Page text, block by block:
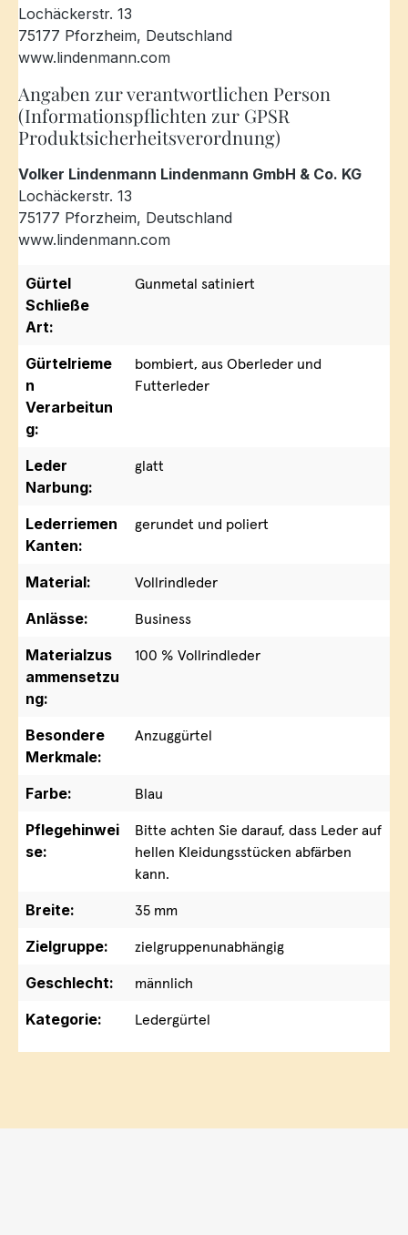
Lochäckerstr. 13
75177 Pforzheim, Deutschland
www.lindenmann.com
Angaben zur verantwortlichen Person
(Informationspflichten zur GPSR
Produktsicherheitsverordnung)
Volker Lindenmann Lindenmann GmbH & Co. KG
Lochäckerstr. 13
75177 Pforzheim, Deutschland
www.lindenmann.com
Gürtel
Schließe
Art:
Gunmetal satiniert
Gürtelrieme
n
Verarbeitun
g:
bombiert, aus Oberleder und
Futterleder
Leder
Narbung:
glatt
Lederriemen
Kanten:
gerundet und poliert
Material:
Vollrindleder
Anlässe:
Business
Materialzus
ammensetzu
ng:
100 % Vollrindleder
Besondere
Merkmale:
Anzuggürtel
Farbe:
Blau
Pflegehinwei
se:
Bitte achten Sie darauf, dass Leder auf
hellen Kleidungsstücken abfärben
kann.
Breite:
35 mm
Zielgruppe:
zielgruppenunabhängig
Geschlecht:
männlich
Kategorie:
Ledergürtel